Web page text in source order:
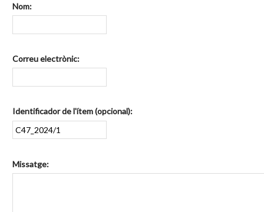
Nom:
Correu electrònic:
Identificador de l'ítem (opcional):
Missatge: